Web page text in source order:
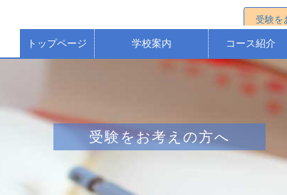
受験を
トップページ 学校案内 コース紹介
特進Ｓコース
進学選抜コース
進学コース
受験をお考えの方へ